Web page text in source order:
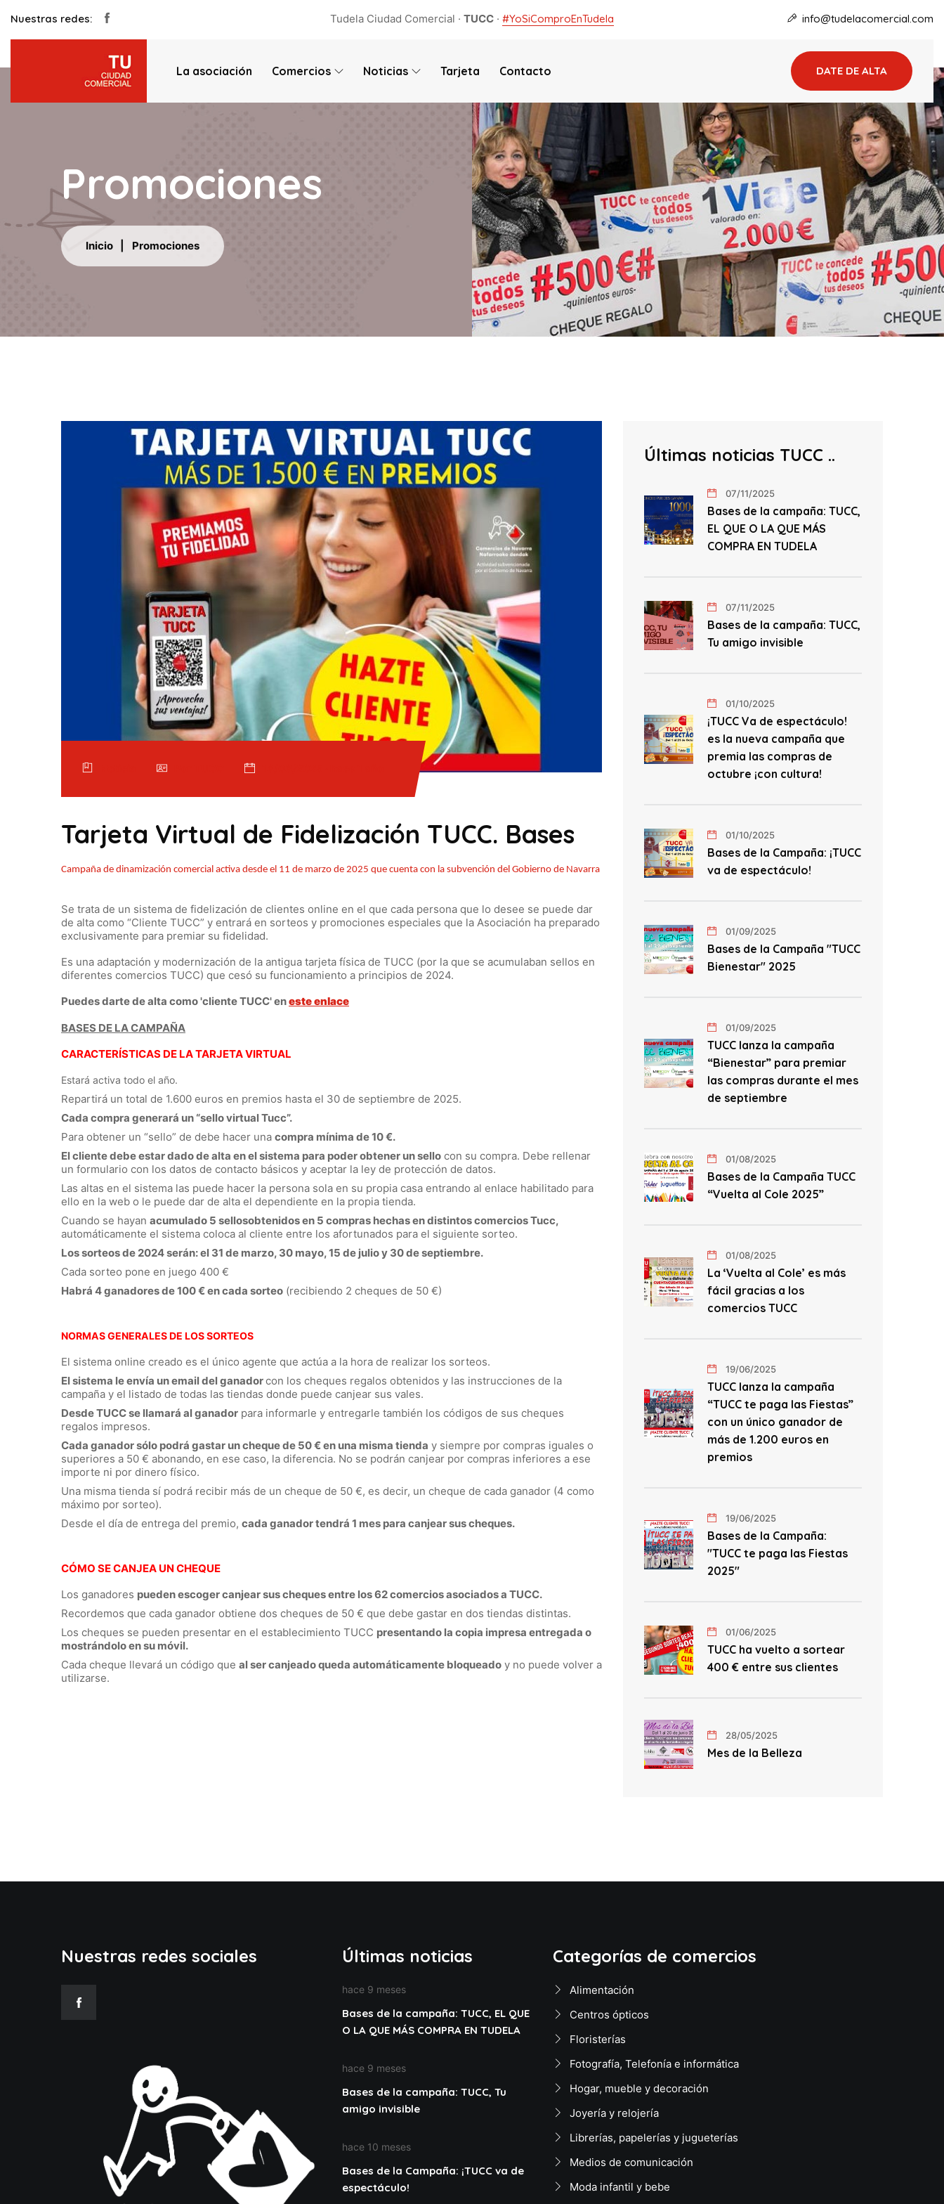
Nuestras redes: Tudela Ciudad Comercial · TUCC · #YoSiComproEnTudela info@tudelacomercial.com
La asociación Comercios Noticias Tarjeta Contacto DATE DE ALTA
Promociones
Inicio Promociones
Tarjeta Virtual de Fidelización TUCC. Bases
Campaña de dinamización comercial activa desde el 11 de marzo de 2025 que cuenta con la subvención del Gobierno de Navarra
Se trata de un sistema de fidelización de clientes online en el que cada persona que lo desee se puede dar
de alta como “Cliente TUCC” y entrará en sorteos y promociones especiales que la Asociación ha preparado
exclusivamente para premiar su fidelidad.
Es una adaptación y modernización de la antigua tarjeta física de TUCC (por la que se acumulaban sellos en
diferentes comercios TUCC) que cesó su funcionamiento a principios de 2024.
Puedes darte de alta como 'cliente TUCC' eneste enlace
BASES DE LA CAMPAÑA
CARACTERÍSTICAS DE LA TARJETA VIRTUAL
Estará activa todo el año.
Repartirá un total de 1.600 euros en premios hasta el 30 de septiembre de 2025.
Cada compra generará un “sello virtual Tucc”.
Para obtener un “sello” de debe hacer una compra mínima de 10 €.
El cliente debe estar dado de alta en el sistema para poder obtener un sello con su compra. Debe rellenar
un formulario con los datos de contacto básicos y aceptar la ley de protección de datos.
Las altas en el sistema las puede hacer la persona sola en su propia casa entrando al enlace habilitado para
ello en la web o le puede dar de alta el dependiente en la propia tienda.
Cuando se hayan acumulado 5 sellosobtenidos en 5 compras hechas en distintos comercios Tucc,
automáticamente el sistema coloca al cliente entre los afortunados para el siguiente sorteo.
Los sorteos de 2024 serán: el 31 de marzo, 30 mayo, 15 de julio y 30 de septiembre.
Cada sorteo pone en juego 400 €
Habrá 4 ganadores de 100 € en cada sorteo (recibiendo 2 cheques de 50 €)
NORMAS GENERALES DE LOS SORTEOS
El sistema online creado es el único agente que actúa a la hora de realizar los sorteos.
El sistema le envía un email del ganadorcon los cheques regalos obtenidos y las instrucciones de la
campaña y el listado de todas las tiendas donde puede canjear sus vales.
Desde TUCC se llamará al ganador para informarle y entregarle también los códigos de sus cheques
regalos impresos.
Cada ganador sólo podrá gastar un cheque de 50 € en una misma tienda y siempre por compras iguales o
superiores a 50 € abonando, en ese caso, la diferencia. No se podrán canjear por compras inferiores a ese
importe ni por dinero físico.
Una misma tienda sí podrá recibir más de un cheque de 50 €, es decir, un cheque de cada ganador (4 como
máximo por sorteo).
Desde el día de entrega del premio, cada ganador tendrá 1 mes para canjear sus cheques.
CÓMO SE CANJEA UN CHEQUE
Los ganadores pueden escoger canjear sus cheques entre los 62 comercios asociados a TUCC.
Recordemos que cada ganador obtiene dos cheques de 50 € que debe gastar en dos tiendas distintas.
Los cheques se pueden presentar en el establecimiento TUCC presentando la copia impresa entregada o
mostrándolo en su móvil.
Cada cheque llevará un código que al ser canjeado queda automáticamente bloqueado y no puede volver a
utilizarse.
Últimas noticias TUCC
07/11/2025
Bases de la campaña: TUCC,
EL QUE O LA QUE MÁS
COMPRA EN TUDELA
07/11/2025
Bases de la campaña: TUCC,
Tu amigo invisible
01/10/2025
¡TUCC Va de espectáculo!
es la nueva campaña que
premia las compras de
octubre ¡con cultura!
01/10/2025
Bases de la Campaña: ¡TUCC
va de espectáculo!
01/09/2025
Bases de la Campaña "TUCC
Bienestar" 2025
01/09/2025
TUCC lanza la campaña
“Bienestar” para premiar
las compras durante el mes
de septiembre
01/08/2025
Bases de la Campaña TUCC
“Vuelta al Cole 2025”
01/08/2025
La ‘Vuelta al Cole’ es más
fácil gracias a los
comercios TUCC
19/06/2025
TUCC lanza la campaña
“TUCC te paga las Fiestas”
con un único ganador de
más de 1.200 euros en
premios
19/06/2025
Bases de la Campaña:
"TUCC te paga las Fiestas
2025"
01/06/2025
TUCC ha vuelto a sortear
400 € entre sus clientes
28/05/2025
Mes de la Belleza
Nuestras redes sociales Últimas noticias
hace 9 meses
Bases de la campaña: TUCC, EL QUE
O LA QUE MÁS COMPRA EN TUDELA
hace 9 meses
Bases de la campaña: TUCC, Tu
amigo invisible
hace 10 meses
Bases de la Campaña: ¡TUCC va de
espectáculo!
Categorías de comercios
Alimentación
Centros ópticos
Floristerías
Fotografía, Telefonía e informática
Hogar, mueble y decoración
Joyería y relojería
Librerías, papelerías y jugueterías
Medios de comunicación
Moda infantil y bebe